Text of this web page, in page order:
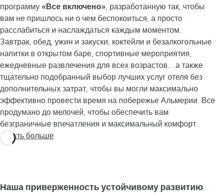
программу «Все включено», разработанную так, чтобы
вам не пришлось ни о чем беспокоиться, а просто
расслабиться и наслаждаться каждым моментом.
Завтрак, обед, ужин и закуски, коктейли и безалкогольные
напитки в открытом баре, спортивные мероприятия,
ежедневные развлечения для всех возрастов... а также
тщательно подобранный выбор лучших услуг отеля без
дополнительных затрат, чтобы вы могли максимально
эффективно провести время на побережье Альмерии. Все
продумано до мелочей, чтобы обеспечить вам
безграничные впечатления и максимальный комфорт.
Узнать больше
Наша приверженность устойчивому развитию